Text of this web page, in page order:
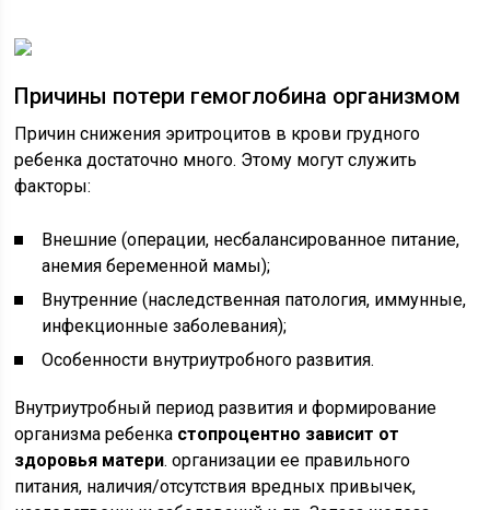
Причины потери гемоглобина организмом
Причин снижения эритроцитов в крови грудного
ребенка достаточно много. Этому могут служить
факторы:
Внешние (операции, несбалансированное питание,
анемия беременной мамы);
Внутренние (наследственная патология, иммунные,
инфекционные заболевания);
Особенности внутриутробного развития.
Внутриутробный период развития и формирование
организма ребенка стопроцентно зависит от
здоровья матери. организации ее правильного
питания, наличия/отсутствия вредных привычек,